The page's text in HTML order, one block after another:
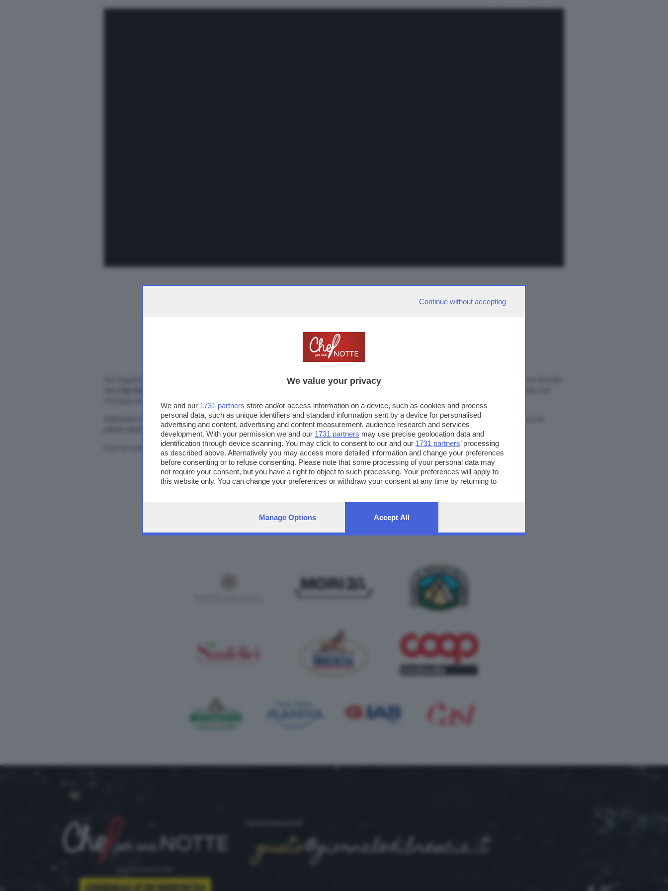
Per il quinto appuntamento col format televisivo settimanale di Chef per una notte, protagonisti gli studenti di cucina e di sala
mousse di mascarpone e limone, coulis di lamponi e spugna di basilico
Dall’aula magna di Cast, anche la ricetta del pre-sigla di chefBeppe Maffioli,Tataki di manzo con shiso in tempura
pillola didattica di chefAngelo Ghilardi, executive di Cast,Turbante di tiramisù con fiamma di zucchero
Con la conduzione diClara Camplani e Davide Briosi,su Teletutto – canale 16 e su teletutto.it.
sponsor dell'iniziativa:
gusto@giornaledibrescia.it
Continue without accepting
We value your privacy
We and our 1731 partners store and/or access information on a device, such as cookies and process
personal data, such as unique identifiers and standard information sent by a device for personalised
advertising and content, advertising and content measurement, audience research and services
development. With your permission we and our 1731 partners may use precise geolocation data and
identification through device scanning. You may click to consent to our and our 1731 partners’ processing
as described above. Alternatively you may access more detailed information and change your preferences
before consenting or to refuse consenting. Please note that some processing of your personal data may
not require your consent, but you have a right to object to such processing. Your preferences will apply to
this website only. You can change your preferences or withdraw your consent at any time by returning to
Manage Options Accept All